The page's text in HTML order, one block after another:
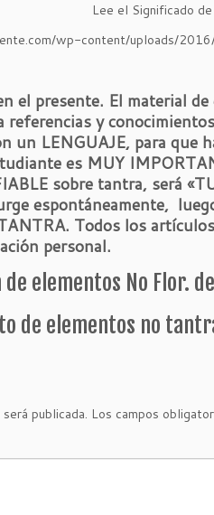
Lee el Significado
wp-content/uploads/
el presente. El material
referencias y
un LENGUAJE, para que
es MUY
sobre tantra, será
espontáneamente,
Todos los
personal.
de elementos No Flor.
de elementos no
publicada. Los campos